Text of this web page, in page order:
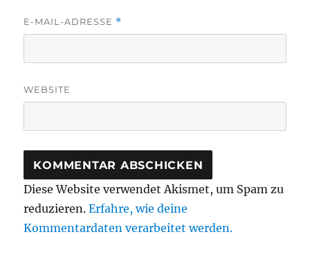
E-MAIL-ADRESSE *
WEBSITE
Diese Website verwendet Akismet, um Spam zu
reduzieren.Erfahre, wie deine
Kommentardaten verarbeitet werden.